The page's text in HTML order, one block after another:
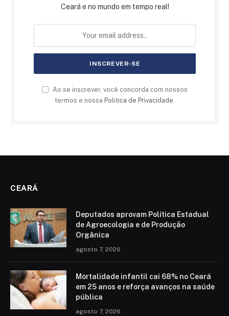
Ceará e no mundo em tempo real!
Ao se inscrever, você concorda com nossos
termos e nossa Politica de Privacidade.
CEARÁ
Deputados aprovam Política Estadual
de Agroecologia e de Produção
Orgânica
agosto 7, 2026
Mortalidade infantil cai 68% no Ceará
em 25 anos e reforça avanços na saúde
pública
agosto 7, 2026